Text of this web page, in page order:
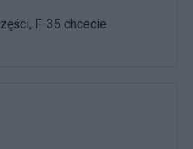
F-35 chcecie